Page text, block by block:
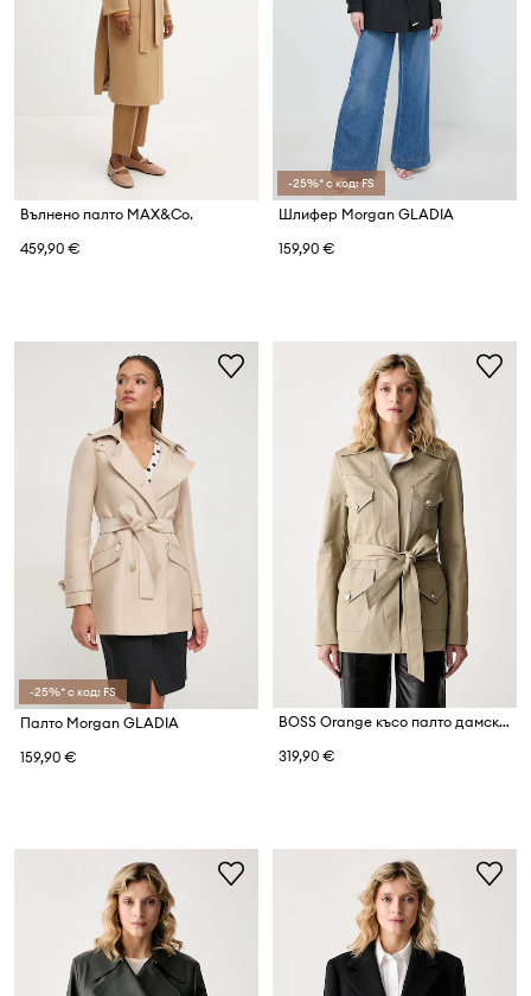
Вълнено палто MAX&Co.
459,90 €
-25%* с код: FS
Шлифер Morgan GLADIA
159,90 €
-25%* с код: FS
Палто Morgan GLADIA
159,90 €
BOSS Orange късо палто дамско с памук C_Jutili
319,90 €